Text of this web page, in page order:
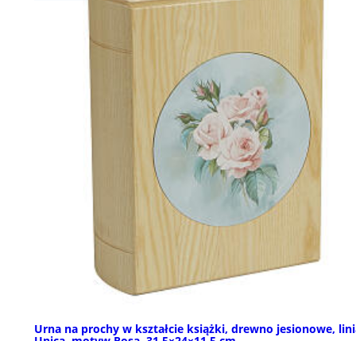
Urna na prochy w kształcie książki, drewno jesionowe,